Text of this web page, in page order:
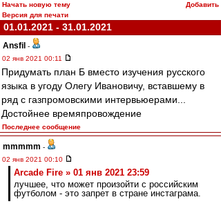
Начать новую тему
Добавить
Версия для печати
01.01.2021 - 31.01.2021
Ansfil -
02 янв 2021 00:11
Придумать план Б вместо изучения русского
языка в угоду Олегу Ивановичу, вставшему в
ряд с газпромовскими интервьюерами...
Достойнее времяпровождение
Последнее сообщение
mmmmm -
02 янв 2021 00:10
Arcade Fire » 01 янв 2021 23:59
лучшее, что может произойти с российским
футболом - это запрет в стране инстаграма.